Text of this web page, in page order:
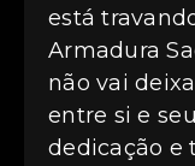
está
Armadura
não vai
entre si e
dedicação e